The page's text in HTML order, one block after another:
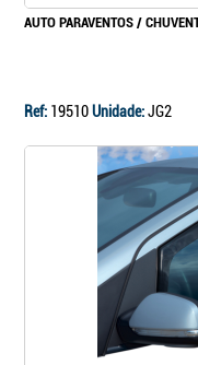
AUTO PARAVENTOS /
Ref: 19510Unidade:JG2